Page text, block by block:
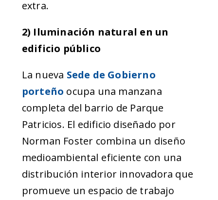
extra.
2) Iluminación natural en un
edificio público
La nueva Sede de Gobierno
porteño ocupa una manzana
completa del barrio de Parque
Patricios. El edificio diseñado por
Norman Foster combina un diseño
medioambiental eficiente con una
distribución interior innovadora que
promueve un espacio de trabajo